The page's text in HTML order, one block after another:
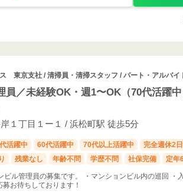
ス 東京支社/ 清掃員・清掃スタッフ / パート・アルバイ
員／未経験OK・週1〜OK（70代活躍中
１丁目１ー１ / 浜松町駅 徒歩5分
活躍中 60代活躍中 70代以上活躍中 完全週休2
残業なし 年齢不問 学歴不問 社保完備 定年
ビル管理員の募集です。 ・マンションビル内の巡回 ・
募お待ちしております！